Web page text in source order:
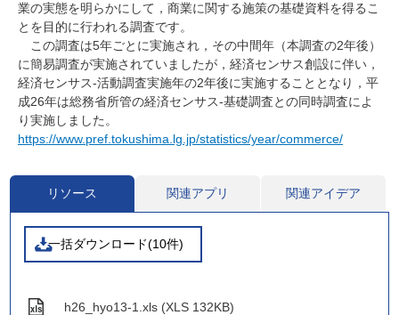
業の実態を明らかにして，商業に関する施策の基礎資料を得るこ
とを目的に行われる調査です。
この調査は5年ごとに実施され，その中間年（本調査の2年後）
に簡易調査が実施されていましたが，経済センサス創設に伴い，
経済センサス-活動調査実施年の2年後に実施することとなり，平
成26年は総務省所管の経済センサス-基礎調査との同時調査によ
り実施しました。
https://www.pref.tokushima.lg.jp/statistics/year/commerce/
リソース 関連アプリ 関連アイデア
一括ダウンロード(10件)
h26_hyo13-1.xls (XLS 132KB)